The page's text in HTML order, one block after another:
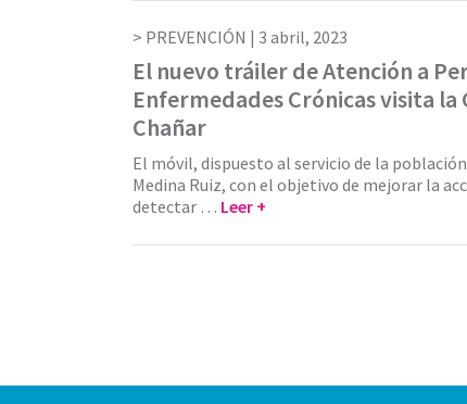
PREVENCIÓN | 3 abril, 2023
El nuevo tráiler de Atención a
Enfermedades Crónicas visita la
Chañar
El móvil, dispuesto al servicio de la
Medina Ruiz, con el objetivo de mejorar la
detectar … Leer +